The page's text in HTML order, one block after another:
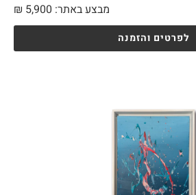
מבצע באתר:
₪ 5,900
לפרטים והזמנה